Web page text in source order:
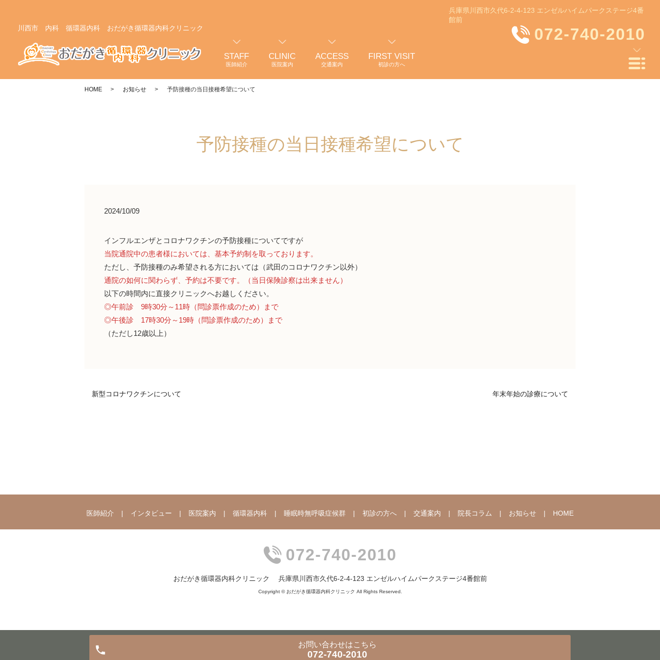
川西市 内科 循環器内科 おだがき循環器内科クリニック
STAFF
医師紹介
CLINIC
医院案内
ACCESS
交通案内
FIRST VISIT
初診の方へ
兵庫県川西市久代6-2-4-123 エンゼルハイムパークステージ4番
館前
072-740-2010
HOME お知らせ 予防接種の当日接種希望について
予防接種の当日接種希望について
2024/10/09
インフルエンザとコロナワクチンの予防接種についてですが
当院通院中の患者様においては、 基本予約制 を取っております。
ただし、 予防接種のみ希望される方においては（武田のコロナワクチン以外）
通院の如何に関わらず、 予約は不要です。（当日保険診察は出来ません）
以下の時間内に直接クリニックへお越しください。
◎午前診 9時30分～11時（問診票作成のため）まで
◎午後診 17時30分～19時（問診票作成のため）まで
（ただし12歳以上）
新型コロナワクチンについて 年末年始の診療について
お問い合わせはこちら
072-740-2010
医師紹介 インタビュー 医院案内 循環器内科 睡眠時無呼吸症候群 初診の方へ 交通案内 院長コラム お知らせ HOME
072-740-2010
おだがき循環器内科クリニック 兵庫県川西市久代6-2-4-123 エンゼルハイムパークステージ4番館前
Copyright © おだがき循環器内科クリニック All Rights Reserved.